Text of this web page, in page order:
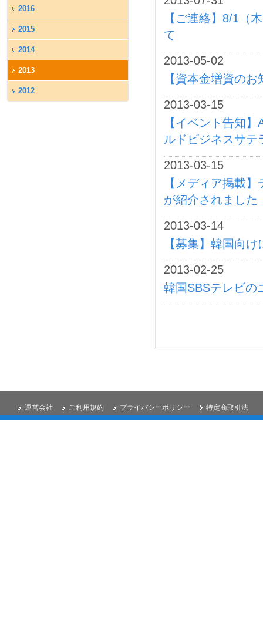
2016
2015
2014
2013
2012
【ご連絡】8/1（
て
2013-05-02
【資本金増資のお
2013-03-15
【イベント告知
ルドビジネスサテ
2013-03-15
【メディア掲載
が紹介されました
2013-03-14
【募集】韓国向
2013-02-25
韓国SBSテレビの
特定商取引法
プライバシーポリシー
ご利用規約
運営会社